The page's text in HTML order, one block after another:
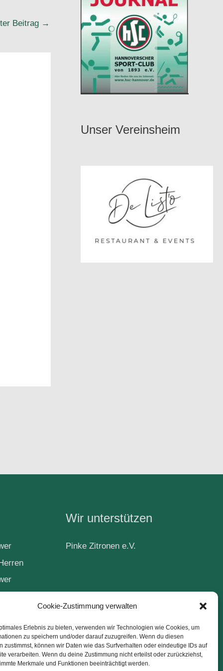
Cookie-Zustimmung verwalten
Erlebnis zu bieten, verwenden wir Technologien wie Cookies, um
zu speichern und/oder darauf zuzugreifen. Wenn du diesen
zustimmst, können wir Daten wie das Surfverhalten oder eindeutige IDs auf
verarbeiten. Wenn du deine Zustimmung nicht erteilst oder zurückziehst,
Merkmale und Funktionen beeinträchtigt werden.
Beitrag →
Unser Vereinsheim
Wir unterstützen
Pinke Zitronen e.V.